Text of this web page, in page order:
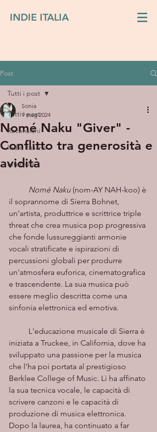
INDIE ITALIA
Post
Tutti i post
Recensioni
Indie italiano
Interviste
Tutti i post
Nomé Naku "Giver" -
Conflitto tra generosità e
avidità
Sonia
9 mag 2024
Nomé Naku (nom-AY NAH-koo) è
il soprannome di Sierra Bohnet,
un'artista, produttrice e scrittrice triple
threat che crea musica pop progressiva
che fonde lussureggianti armonie
vocali stratificate e ispirazioni di
percussioni globali per produrre
un'atmosfera euforica, cinematografica
e trascendente. La sua musica può
essere meglio descritta come una
sinfonia elettronica ed emotiva.
iniziata a Truckee, in California, dove ha
sviluppato una passione per la musica
che l'ha poi portata al prestigioso
Berklee College of Music. Lì ha affinato
la sua tecnica vocale, le capacità di
scrivere canzoni e le capacità di
produzione di musica elettronica.
Dopo la laurea, ha continuato a far